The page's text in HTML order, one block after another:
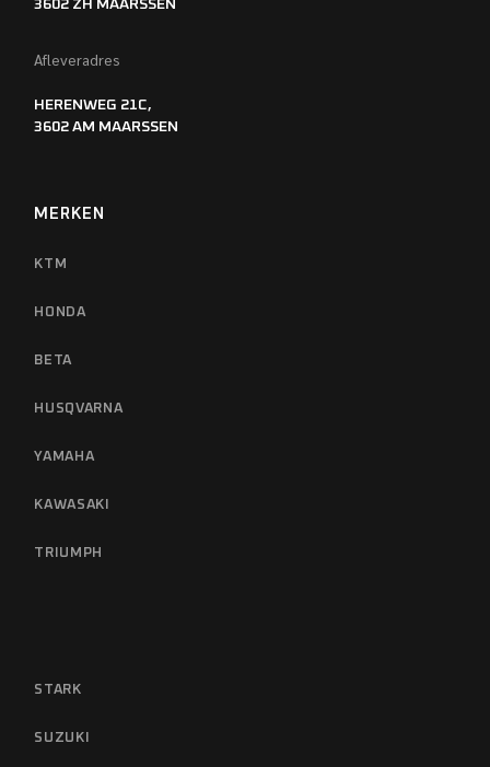
3602 ZH MAARSSEN
Afleveradres
HERENWEG 21C,
3602 AM MAARSSEN
MERKEN
KTM
HONDA
BETA
HUSQVARNA
YAMAHA
KAWASAKI
TRIUMPH
STARK
SUZUKI